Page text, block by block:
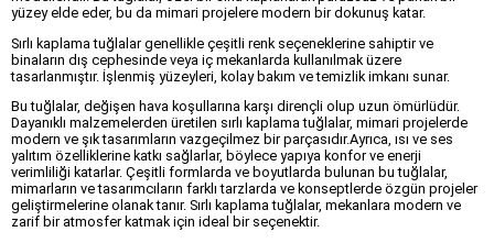
yüzey elde eder, bu da mimari projelere modern bir dokunuş katar.
Sırlı kaplama tuğlalar genellikle çeşitli renk seçeneklerine sahiptir ve
binaların dış cephesinde veya iç mekanlarda kullanılmak üzere
tasarlanmıştır. İşlenmiş yüzeyleri, kolay bakım ve temizlik imkanı sunar.
Bu tuğlalar, değişen hava koşullarına karşı dirençli olup uzun ömürlüdür.
Dayanıklı malzemelerden üretilen sırlı kaplama tuğlalar, mimari projelerde
modern ve şık tasarımların vazgeçilmez bir parçasıdır.Ayrıca, ısı ve ses
yalıtım özelliklerine katkı sağlarlar, böylece yapıya konfor ve enerji
verimliliği katarlar. Çeşitli formlarda ve boyutlarda bulunan bu tuğlalar,
mimarların ve tasarımcıların farklı tarzlarda ve konseptlerde özgün projeler
geliştirmelerine olanak tanır. Sırlı kaplama tuğlalar, mekanlara modern ve
zarif bir atmosfer katmak için ideal bir seçenektir.